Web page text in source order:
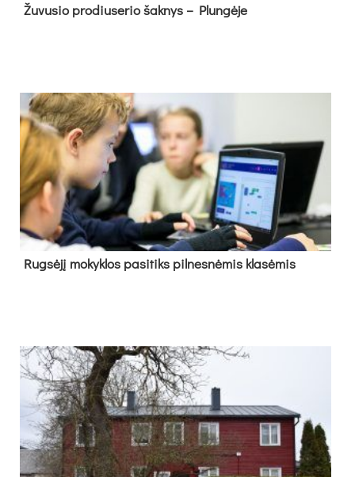
Žu­vu­sio pro­diu­se­rio šak­nys – Plun­gė­je
Rug­sė­jį mo­kyk­los pa­si­tiks pil­nes­nė­mis kla­sė­mis